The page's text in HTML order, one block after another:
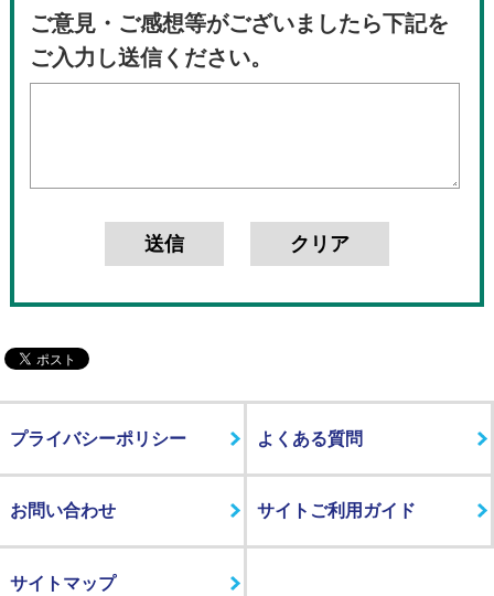
ご意見・ご感想等がございましたら下記を
ご入力し送信ください。
プライバシーポリシー よくある質問
お問い合わせ サイトご利用ガイド
サイトマップ